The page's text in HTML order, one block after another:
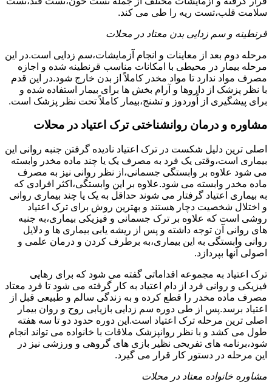
سلامت قلب،تست ریه را طی می کند.
قرنطینه و سم زدایی بدن معتاد در محلات
مرحله دوم بعد از معاینات و انجام آزمایشات،سم زدایی است.در این
مرحله بیمار در محیطی با امکانات مناسب قرنطینه شده و اجازه
مصرف مواد ندارد تا مواد مخدر کاملاً از بدن خارج شود.در این قدم
با نظر پزشک از داروها و آرام بخش ها برای بیمار استفاده شده و
برای پیشگیری از اُوردوز و تشنج،بیمار کاملاً تحت نظر پزشک است.
مشاوره و درمان روانشناختی ترک اعتیاد در محلات
اصلی ترین دلیل شکست در ترک اعتیاد نادیده گرفتن جنبه روانی این
بیماری است،وقتی یک فرد به مصرف یک یا چند ماده مخدر وابسته
می شود علاوه بر وابستگی جسمانی،از نظر روانی نیز به مصرف
ماده مخدر وابسته می شود.علاوه بر این وابستگی،اکثر افرادی که
به بیماری اعتیاد گرفتار می شوند حداقل به یک یا چند بیماری روانی
و اختلال شخصیت دچار هستند و بهترین روش برای ترک اعتیاد
روشی است که علاوه بر ترک جسمانی و فیزیکی بیماری،به جنبه
های روانی آن توجه داشته و پس از ریشه یابی بیماری ها و دلایل
روانی وابستگی به این بیماری،به برطرف کردن و درمان علمی و
اصولی آنها بپردازد.
ترک اعتیاد به مجموعه اقداماتی گفته می شود که برای رهایی
فیزیکی و روانی فرد از دام اعتیاد به کار گرفته می شود تا فرد معتاد
مصرف ماده مخدر را قطع کرده و به زندگی سالم و طبیعی قبل از
اعتیاد برسد.پس از طی دوره سم زدایی بازیابی روح و روان بیمار
اصلی ترین مرحله ترک اعتیاد است.این دوره حدود دو تا سه هفته
طول می کشد و با نظر روانپزشک ملاقات با خانواده می تواند انجام
شود،برنامه های تفریحی نظیر بازی های گروهی و ورزشی نیز در
این مرحله در دستور کار قرار می گیرد.
مشاوره خانواده معتاد در محلات